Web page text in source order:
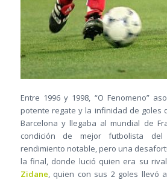
Entre 1996 y 1998, “O Fenomeno”
potente regate y la infinidad de goles
Barcelona y llegaba al mundial de
condición de mejor futbolista del
rendimiento notable, pero una
la final, donde lució quien era su
Zidane, quien con sus 2 goles llevó